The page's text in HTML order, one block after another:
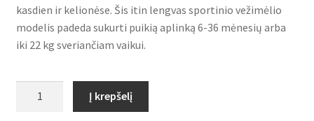
kasdien ir kelionėse. Šis itin lengvas sportinio vežimėlio
modelis padeda sukurti puikią aplinką 6-36 mėnesių arba
iki 22 kg sveriančiam vaikui.
Į krepšelį